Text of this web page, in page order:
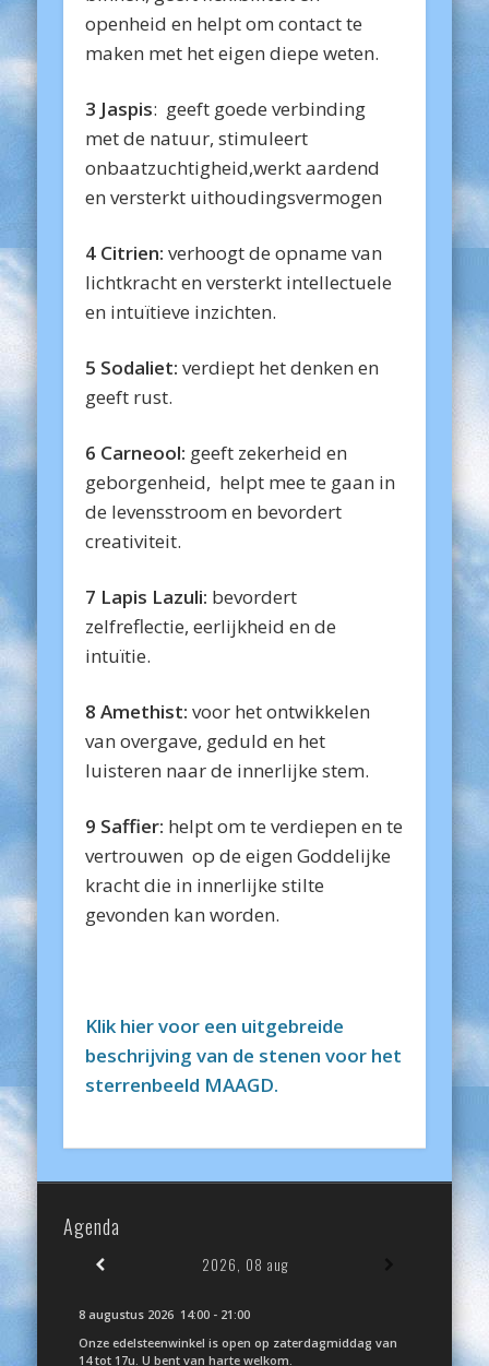
openheid en helpt om contact te
maken met het eigen diepe weten.
3 Jaspis: geeft goede verbinding
met de natuur, stimuleert
onbaatzuchtigheid,werkt aardend
en versterkt uithoudingsvermogen
4 Citrien: verhoogt de opname van
lichtkracht en versterkt intellectuele
en intuïtieve inzichten.
5 Sodaliet: verdiept het denken en
geeft rust.
6 Carneool: geeft zekerheid en
geborgenheid, helpt mee te gaan in
de levensstroom en bevordert
creativiteit.
7 Lapis Lazuli: bevordert
zelfreflectie, eerlijkheid en de
intuïtie.
8 Amethist: voor het ontwikkelen
van overgave, geduld en het
luisteren naar de innerlijke stem.
9 Saffier: helpt om te verdiepen en te
vertrouwen op de eigen Goddelijke
kracht die in innerlijke stilte
gevonden kan worden.
Klik hier voor een uitgebreide
beschrijving van de stenen voor het
sterrenbeeld MAAGD.
Agenda
2026, 08 aug
8 augustus 2026 14:00 - 21:00
Onze edelsteenwinkel is open op zaterdagmiddag van
14 tot 17u. U bent van harte welkom.